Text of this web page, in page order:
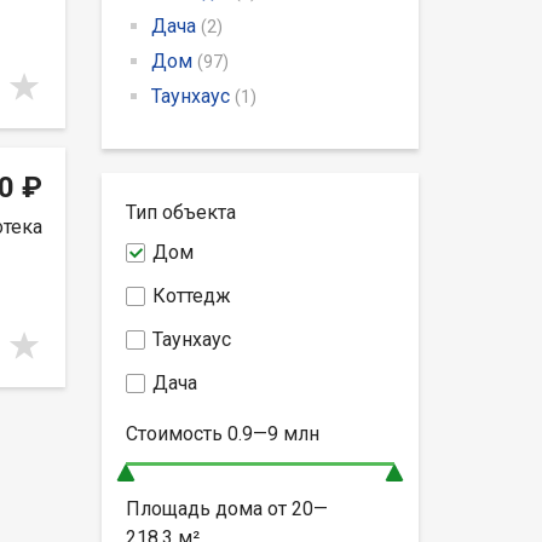
₽
Дача (2)
Дом (97)
Таунхаус (1)
Тип объекта
Дом
Коттедж
Таунхаус
Дача
Стоимость 0.9—9 млн
Площадь дома от 20—